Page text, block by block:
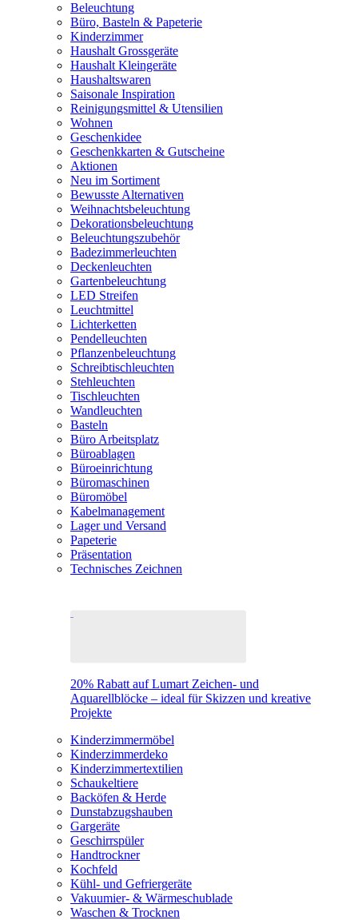
Beleuchtung
Büro, Basteln & Papeterie
Kinderzimmer
Haushalt Grossgeräte
Haushalt Kleingeräte
Haushaltswaren
Saisonale Inspiration
Reinigungsmittel & Utensilien
Wohnen
Geschenkidee
Geschenkkarten & Gutscheine
Aktionen
Neu im Sortiment
Bewusste Alternativen
Weihnachtsbeleuchtung
Dekorationsbeleuchtung
Beleuchtungszubehör
Badezimmerleuchten
Deckenleuchten
Gartenbeleuchtung
LED Streifen
Leuchtmittel
Lichterketten
Pendelleuchten
Pflanzenbeleuchtung
Schreibtischleuchten
Stehleuchten
Tischleuchten
Wandleuchten
Basteln
Büro Arbeitsplatz
Büroablagen
Büroeinrichtung
Büromaschinen
Büromöbel
Kabelmanagement
Lager und Versand
Papeterie
Präsentation
Technisches Zeichnen
20% Rabatt auf Lumart Zeichen- und
Aquarellblöcke – ideal für Skizzen und kreative
Projekte
Kinderzimmermöbel
Kinderzimmerdeko
Kinderzimmertextilien
Schaukeltiere
Backöfen & Herde
Dunstabzugshauben
Gargeräte
Geschirrspüler
Handtrockner
Kochfeld
Kühl- und Gefriergeräte
Vakuumier- & Wärmeschublade
Waschen & Trocknen